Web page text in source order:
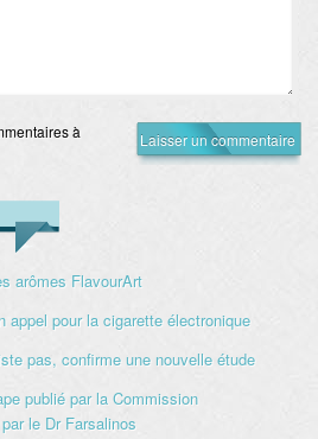
à
arômes FlavourArt
appel pour la cigarette électronique
pas, confirme une nouvelle étude
publié par la Commission
le Dr Farsalinos